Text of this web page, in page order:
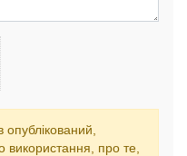
використання, про те,